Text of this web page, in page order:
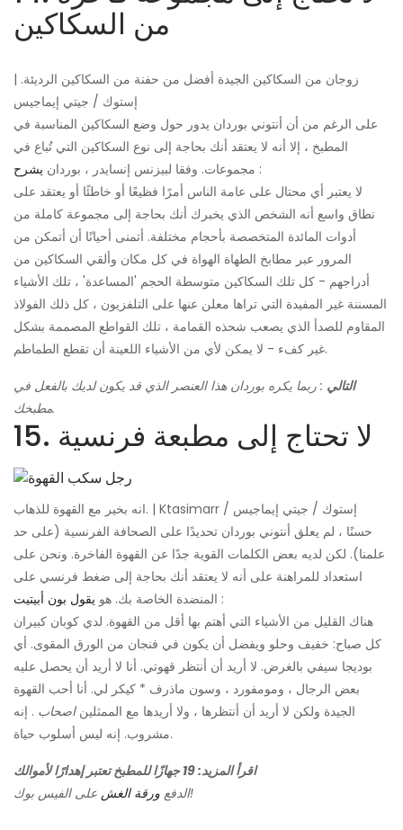
من السكاكين
زوجان من السكاكين الجيدة أفضل من حفنة من السكاكين الرديئة. |
إستوك / جيتي إيماجيس
على الرغم من أن أنتوني بوردان يدور حول وضع السكاكين المناسبة في
المطبخ ، إلا أنه لا يعتقد أنك بحاجة إلى نوع السكاكين التي تُباع في
مجموعات. وفقا لبيزنس إنسايدر ، بوردان يشرح
:
لا يعتبر أي محتال على عامة الناس أمرًا فظيعًا أو خاطئًا أو يعتقد على
نطاق واسع أنه الشخص الذي يخبرك أنك بحاجة إلى مجموعة كاملة من
أدوات المائدة المتخصصة بأحجام مختلفة. أتمنى أحيانًا أن أتمكن من
المرور عبر مطابخ الطهاة الهواة في كل مكان وألقي السكاكين من
أدراجهم - كل تلك السكاكين متوسطة الحجم 'المساعدة' ، تلك الأشياء
المسننة غير المفيدة التي تراها معلن عنها على التلفزيون ، كل ذلك الفولاذ
المقاوم للصدأ الذي يصعب شحذه القمامة ، تلك القواطع المصممة بشكل
غير كفء - لا يمكن لأي من الأشياء اللعينة أن تقطع الطماطم.
التالي : ربما يكره بوردان هذا العنصر الذي قد يكون لديك بالفعل في
مطبخك.
15. لا تحتاج إلى مطبعة فرنسية
انه بخير مع القهوة للذهاب. | Ktasimarr / إستوك / جيتي إيماجيس
حسنًا ، لم يعلق أنتوني بوردان تحديدًا على الصحافة الفرنسية (على حد
علمنا). لكن لديه بعض الكلمات القوية جدًا عن القهوة الفاخرة. ونحن على
استعداد للمراهنة على أنه لا يعتقد أنك بحاجة إلى ضغط فرنسي على
المنضدة الخاصة بك. هو يقول بون أبيتيت
:
هناك القليل من الأشياء التي أهتم بها أقل من القهوة. لدي كوبان كبيران
كل صباح: خفيف وحلو ويفضل أن يكون في فنجان من الورق المقوى. أي
بوديجا سيفي بالغرض. لا أريد أن أنتظر قهوتي. أنا لا أريد أن يحصل عليه
بعض الرجال ، ومومفورد ، وسون ماذرف * كيكر لي. أنا أحب القهوة
الجيدة ولكن لا أريد أن أنتظرها ، ولا أريدها مع الممثليناصحاب . إنه
مشروب. إنه ليس أسلوب حياة.
اقرأ المزيد: 19 جهازًا للمطبخ تعتبر إهدارًا لأموالك
الدفع ورقة الغش على الفيس بوك!